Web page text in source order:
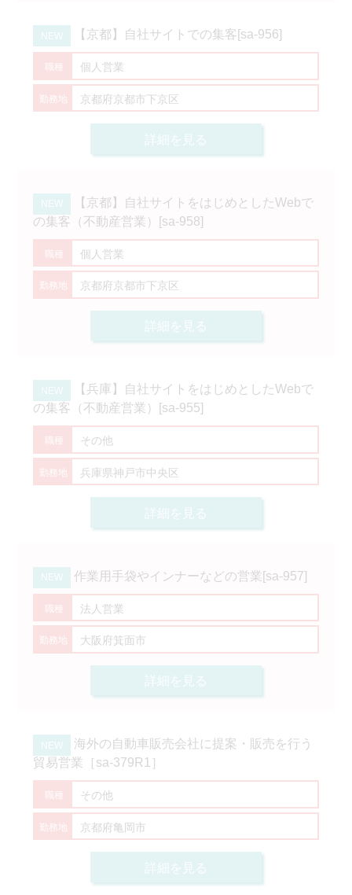
【京都】自社サイトでの集客[sa-956]
個人営業
京都府京都市下京区
詳細を見る
【京都】自社サイトをはじめとしたWebで
の集客（不動産営業）[sa-958]
個人営業
京都府京都市下京区
詳細を見る
【兵庫】自社サイトをはじめとしたWebで
の集客（不動産営業）[sa-955]
その他
兵庫県神戸市中央区
詳細を見る
作業用手袋やインナーなどの営業[sa-957]
法人営業
大阪府箕面市
詳細を見る
海外の自動車販売会社に提案・販売を行う
貿易営業［sa-379R1］
その他
京都府亀岡市
詳細を見る